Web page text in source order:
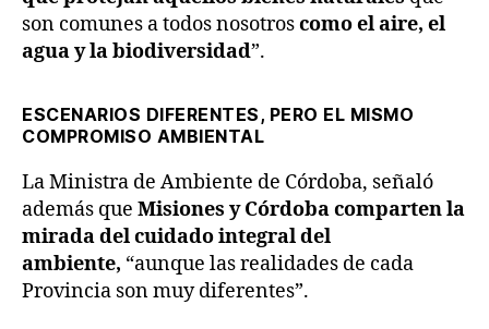
son comunes a todos nosotroscomo el aire, el
agua y la biodiversidad”.
ESCENARIOS DIFERENTES, PERO EL MISMO
COMPROMISO AMBIENTAL
La Ministra de Ambiente de Córdoba, señaló
además que Misiones y Córdoba comparten la
mirada del cuidado integral del
ambiente, “aunque las realidades de cada
Provincia son muy diferentes”.